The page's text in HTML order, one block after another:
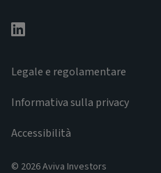
Legale e regolamentare
Informativa sulla privacy
Accessibilità
© 2026 Aviva Investors